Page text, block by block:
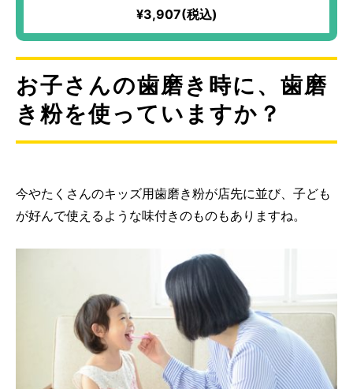
¥3,907(税込)
お子さんの歯磨き時に、歯磨
き粉を使っていますか？
今やたくさんのキッズ用歯磨き粉が店先に並び、子ども
が好んで使えるような味付きのものもありますね。